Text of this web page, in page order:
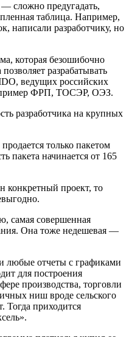
сложно предугадать,
таблица. Например,
написали разработчику, но
которая безошибочно
разрабатывать
ведущих российских
ФРП, ТОСЭР, ОЭЗ.
разработчика на крупных
только пакетом
пакета начинается от 165
конкретный проект, то
самая совершенная
Она тоже недешевая —
любые отчеты с графиками
для построения
производства, торговли
ниш вроде сельского
Тогда приходится